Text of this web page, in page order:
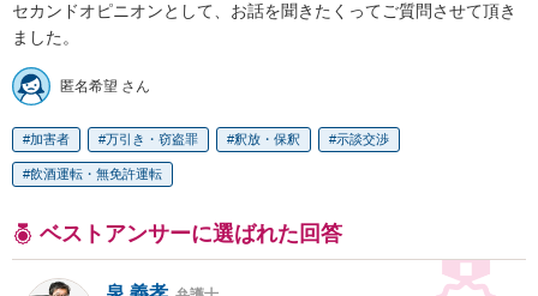
セカンドオピニオンとして、お話を聞きたくってご質問させて頂き
ました。
匿名希望 さん
加害者 万引き・窃盗罪 釈放・保釈 示談交渉
飲酒運転・無免許運転
ベストアンサーに選ばれた回答